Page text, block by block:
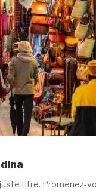
titre. Promenez-